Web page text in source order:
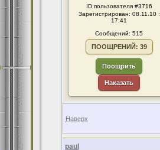
ID пользователя #3716
Зарегистрирован: 08.11.10 :
17:41
Сообщений: 515
ПООЩРЕНИЙ: 39
Поощрить
Наказать
Наверх
paul